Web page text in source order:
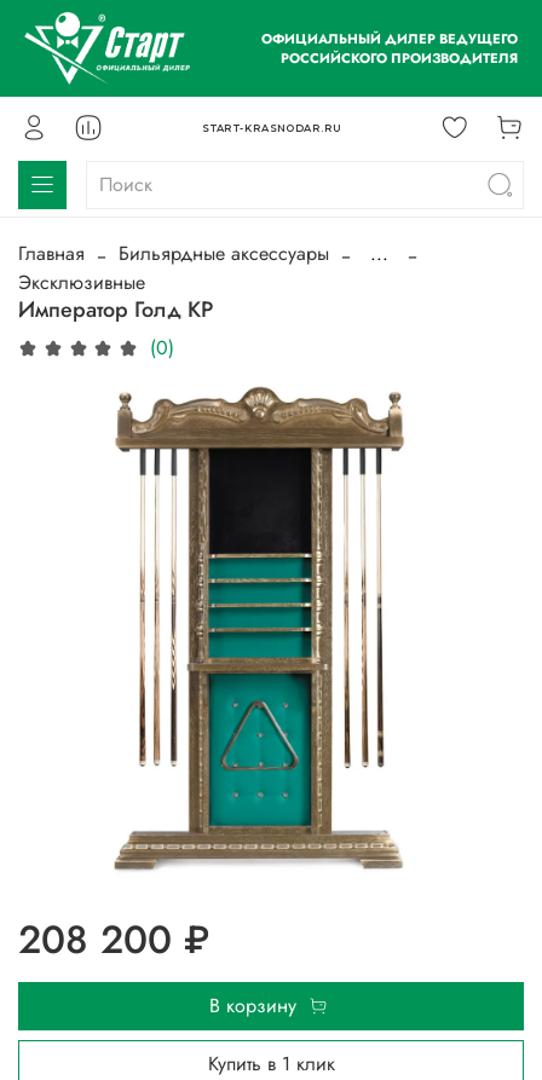
ОФИЦИАЛЬНЫЙ ДИЛЕР ВЕДУЩЕГО
РОССИЙСКОГО ПРОИЗВОДИТЕЛЯ
START-KRASNODAR.RU
Главная Бильярдные аксессуары
...
Эксклюзивные
Император Голд КР
(0)
208 200 ₽
В корзину
Купить в 1 клик